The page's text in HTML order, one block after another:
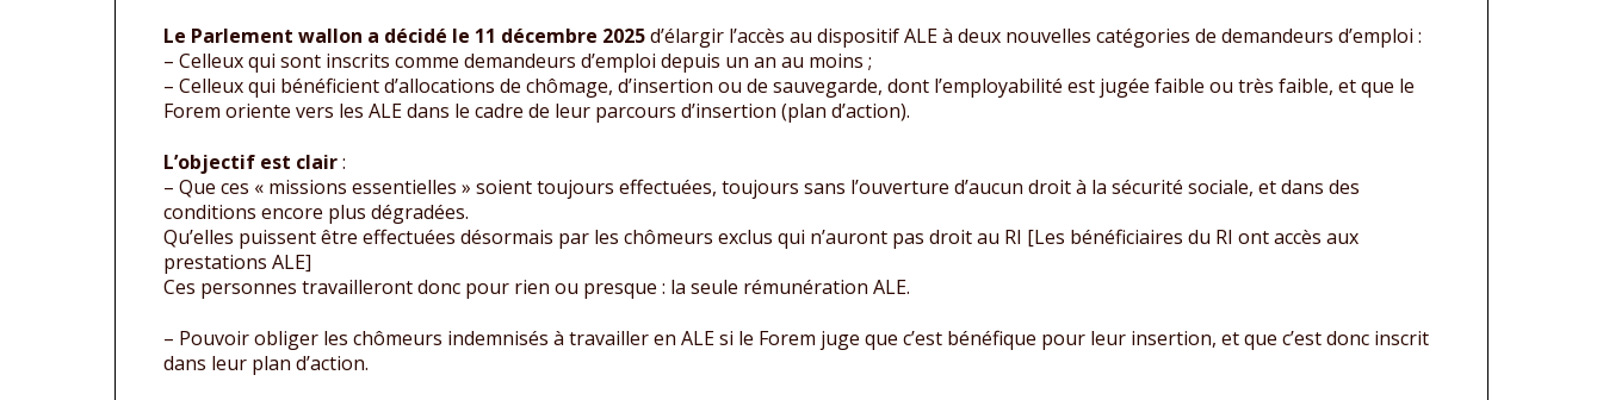
Le Parlement wallon a décidé le 11 décembre 2025d’élargir l’accès au dispositif ALE à deux nouvelles catégories de demandeurs d’emploi :
– Celleux qui sont inscrits comme demandeurs d’emploi depuis un an au moins ;
– Celleux qui bénéficient d’allocations de chômage, d’insertion ou de sauvegarde, dont l’employabilité est jugée faible ou très faible, et que le
Forem oriente vers les ALE dans le cadre de leur parcours d’insertion (plan d’action).
L’objectif est clair:
– Que ces « missions essentielles » soient toujours effectuées, toujours sans l’ouverture d’aucun droit à la sécurité sociale, et dans des
conditions encore plus dégradées.
Qu’elles puissent être effectuées désormais par les chômeurs exclus qui n’auront pas droit au RI [Les bénéficiaires du RI ont accès aux
prestations ALE]
Ces personnes travailleront donc pour rien ou presque : la seule rémunération ALE.
– Pouvoir obliger les chômeurs indemnisés à travailler en ALE si le Forem juge que c’est bénéfique pour leur insertion, et que c’est donc inscrit
dans leur plan d’action.